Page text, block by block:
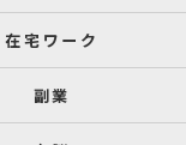
在宅ワーク
副業